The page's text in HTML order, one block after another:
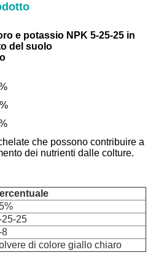
e potassio NPK 5-25-25 in
del suolo
che possono contribuire a
dei nutrienti dalle colture.
25-25
8
di colore giallo chiaro